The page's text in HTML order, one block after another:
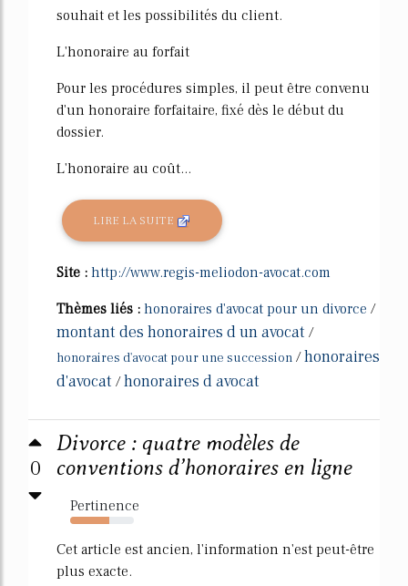
souhait et les possibilités du client.
L'honoraire au forfait
Pour les procédures simples, il peut être convenu
d'un honoraire forfaitaire, fixé dès le début du
dossier.
L'honoraire au coût...
LIRE LA SUITE
Site : http://www.regis-meliodon-avocat.com
Thèmes liés : honoraires d'avocat pour un divorce /
montant des honoraires d un avocat /
honoraires d'avocat pour une succession /honoraires
d'avocat /honoraires d avocat
0
Divorce : quatre modèles de
conventions d’honoraires en ligne
Pertinence
62%
Cet article est ancien, l'information n'est peut-être
plus exacte.